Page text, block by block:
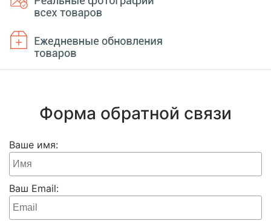
Форма обратной связи
Ваше имя:
Ваш Email: